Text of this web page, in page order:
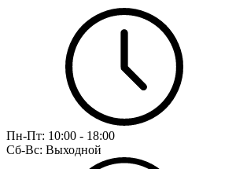
Пн-Пт: 10:00 - 18:00
Сб-Вс: Выходной